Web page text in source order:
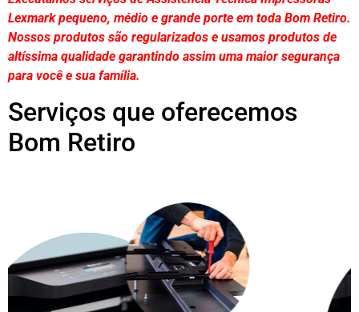
Lexmark pequeno, médio e grande porte em toda Bom Retiro.
Nossos produtos são regularizados e usamos produtos de
altíssima qualidade garantindo assim uma maior segurança
para você e sua família.
Serviços que oferecemos
Bom Retiro